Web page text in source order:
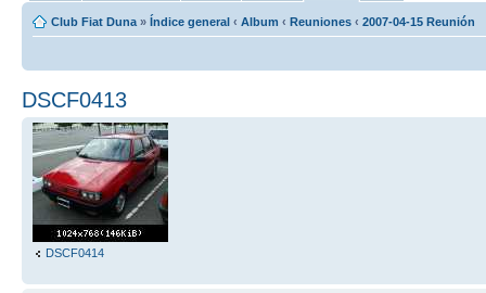
Club Fiat Duna » Índice general ‹ Album ‹ Reuniones ‹ 2007-04-15 Reunión
DSCF0413
DSCF0414